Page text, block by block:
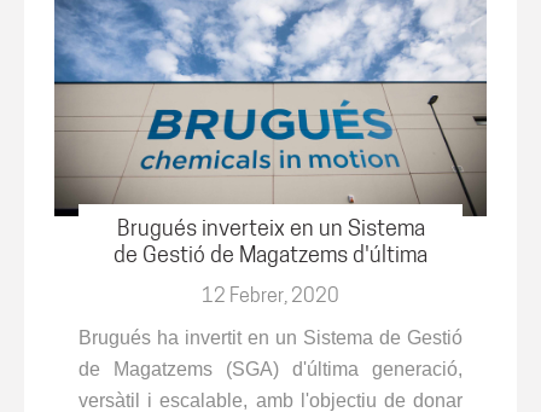
Brugués inverteix en un Sistema
de Gestió de Magatzems d'última
generació
12 Febrer, 2020
Brugués ha invertit en un Sistema de Gestió
de Magatzems (SGA) d'última generació,
versàtil i escalable, amb l'objectiu de donar